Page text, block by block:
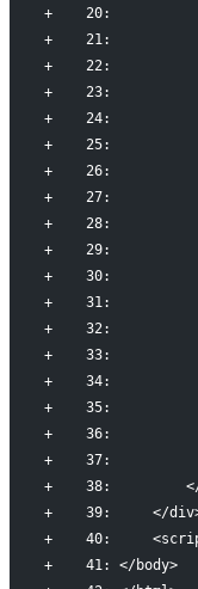
+
+    21:
+    22:
+    23:
+    24:
+
+    26:
+    27:
+    28:
+    29:
+
+    31:
+    32:
+    33:
+    34:
+
+    36:
+    37:
+    38:         </
+    39:     </
+    40:
+    41: </body>